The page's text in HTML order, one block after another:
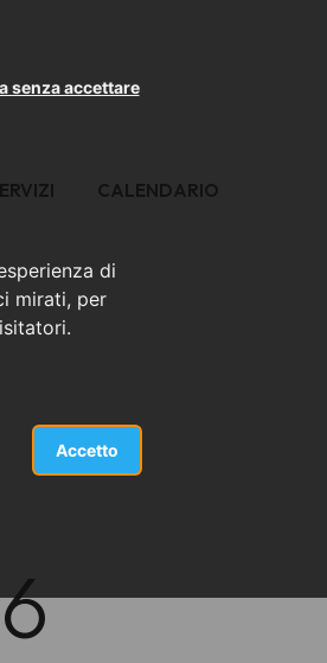
di
mirati, per
Accetto
senza accettare
CALENDARIO